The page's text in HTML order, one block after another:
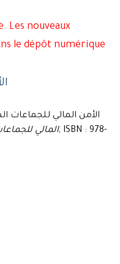
Les nouveaux
le dépôt numérique
(2022) الأمن المالي للجماعات
المالي